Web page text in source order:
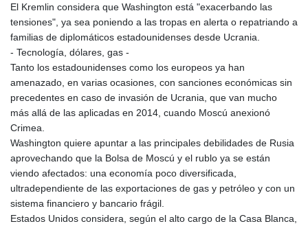
KGS 101.104505
KHR 4681.941823
KMF 492.514185
KWD 0.356853
KYD 0.960588
KZT 540.233287
LAK 26025.676609
103223.017367
LKR 386.635196
LRD 208.057415
LSL 18.726567
LTL 3.413768
LVL 0.699335
El Kremlin considera que Washington está "exacerbando las
tensiones", ya sea poniendo a las tropas en alerta o repatriando a
familias de diplomáticos estadounidenses desde Ucrania.
- Tecnología, dólares, gas -
Tanto los estadounidenses como los europeos ya han
amenazado, en varias ocasiones, con sanciones económicas sin
precedentes en caso de invasión de Ucrania, que van mucho
más allá de las aplicadas en 2014, cuando Moscú anexionó
Crimea.
Washington quiere apuntar a las principales debilidades de Rusia
aprovechando que la Bolsa de Moscú y el rublo ya se están
viendo afectados: una economía poco diversificada,
ultradependiente de las exportaciones de gas y petróleo y con un
sistema financiero y bancario frágil.
Estados Unidos considera, según el alto cargo de la Casa Blanca,